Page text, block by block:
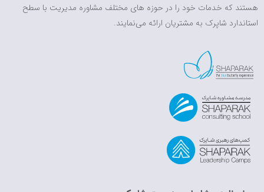
هستند که خدمات خود را در حوزه های مختلف مشاوره مدیریت با سطح
استاندارد شاپرک به مشتریان ارائه می‌نمایند.